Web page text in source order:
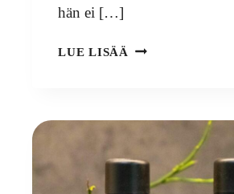
hän ei […]
LUE LISÄÄ
KUIN
TUKKIPUUTA!